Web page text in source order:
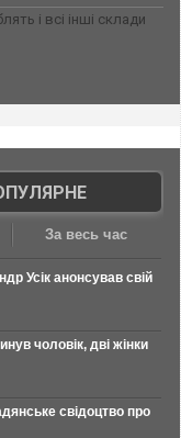
і всі інші склади
За весь час
Усік анонсував свій
чоловік, дві жінки
свідоцтво про